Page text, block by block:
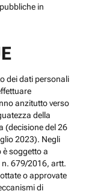
in
dei dati personali
anzitutto verso
della
(decisione del 26
2023). Negli
soggetto a
n. 679/2016, artt.
o approvate
di